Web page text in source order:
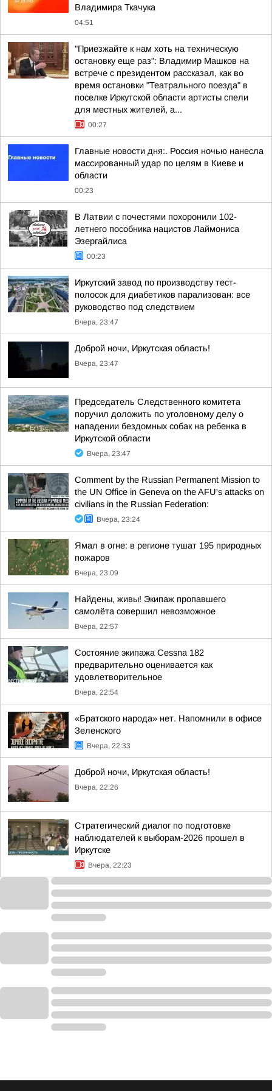
Владимира Ткачука
04:51
"Приезжайте к нам хоть на техническую
остановку еще раз": Владимир Машков на
встрече с президентом рассказал, как во
время остановки "Театрального поезда" в
поселке Иркутской области артисты спели
для местных жителей, а...
00:27
Главные новости дня:. Россия ночью нанесла
массированный удар по целям в Киеве и
области
00:23
В Латвии с почестями похоронили 102-
летнего пособника нацистов Лаймониса
Эзергайлиса
00:23
Иркутский завод по производству тест-
полосок для диабетиков парализован: все
руководство под следствием
Вчера, 23:47
Доброй ночи, Иркутская область!
Вчера, 23:47
Председатель Следственного комитета
поручил доложить по уголовному делу о
нападении бездомных собак на ребенка в
Иркутской области
Вчера, 23:47
Comment by the Russian Permanent Mission to
the UN Office in Geneva on the AFU's attacks on
civilians in the Russian Federation:
Вчера, 23:24
Ямал в огне: в регионе тушат 195 природных
пожаров
Вчера, 23:09
Найдены, живы! Экипаж пропавшего
самолёта совершил невозможное
Вчера, 22:57
Состояние экипажа Cessna 182
предварительно оценивается как
удовлетворительное
Вчера, 22:54
«Братского народа» нет. Напомнили в офисе
Зеленского
Вчера, 22:33
Доброй ночи, Иркутская область!
Вчера, 22:26
Стратегический диалог по подготовке
наблюдателей к выборам-2026 прошел в
Иркутске
Вчера, 22:23